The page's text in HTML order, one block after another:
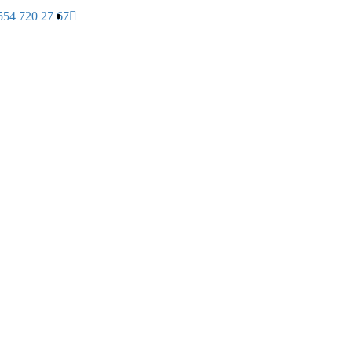
720 27 67